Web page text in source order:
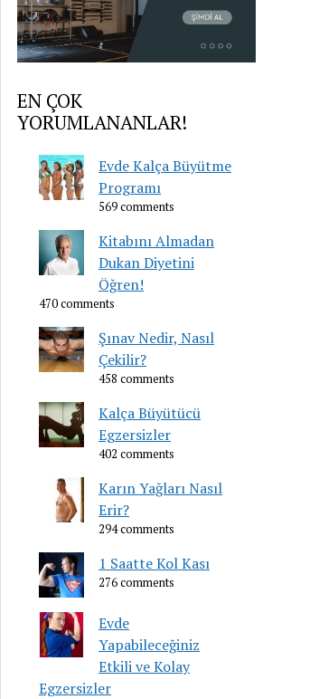
EN ÇOK
YORUMLANANLAR!
Evde Kalça Büyütme
Programı
569 comments
Kitabını Almadan
Dukan Diyetini
Öğren!
470 comments
Şınav Nedir, Nasıl
Çekilir?
458 comments
Kalça Büyütücü
Egzersizler
402 comments
Karın Yağları Nasıl
Erir?
294 comments
1 Saatte Kol Kası
276 comments
Evde
Yapabileceğiniz
Etkili ve Kolay
Egzersizler